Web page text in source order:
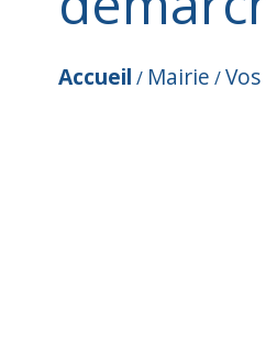
Accueil / Mairie /